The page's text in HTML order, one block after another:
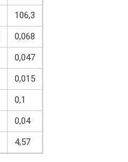
106,3
0,068
0,047
0,015
0,1
0,04
4,57